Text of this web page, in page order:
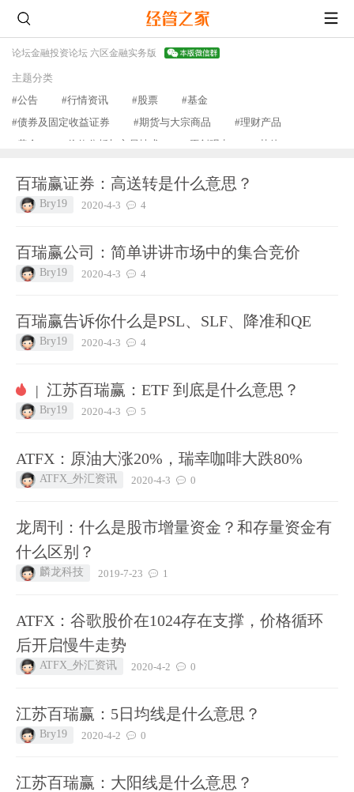
论坛金融投资论坛 六区金融实务版
主题分类
#公告
#行情资讯 #股票
#基金
#债券及固定收益证券
#期货与大宗商品
#理财产品
#黄金
#价值分析与交易技术 #原创观点 #其他
百瑞赢证券：高送转是什么意思？
Bry19 2020-4-3 4
百瑞赢公司：简单讲讲市场中的集合竞价
Bry19 2020-4-3 4
百瑞赢告诉你什么是PSL、SLF、降准和QE
Bry19 2020-4-3 4
| 江苏百瑞赢：ETF 到底是什么意思？
Bry19 2020-4-3 5
ATFX：原油大涨20%，瑞幸咖啡大跌80%
ATFX_外汇资讯 2020-4-3 0
龙周刊：什么是股市增量资金？和存量资金有
什么区别？
麟龙科技 2019-7-23 1
ATFX：谷歌股价在1024存在支撑，价格循环
后开启慢牛走势
ATFX_外汇资讯 2020-4-2 0
江苏百瑞赢：5日均线是什么意思？
Bry19 2020-4-2 0
江苏百瑞赢：大阳线是什么意思？